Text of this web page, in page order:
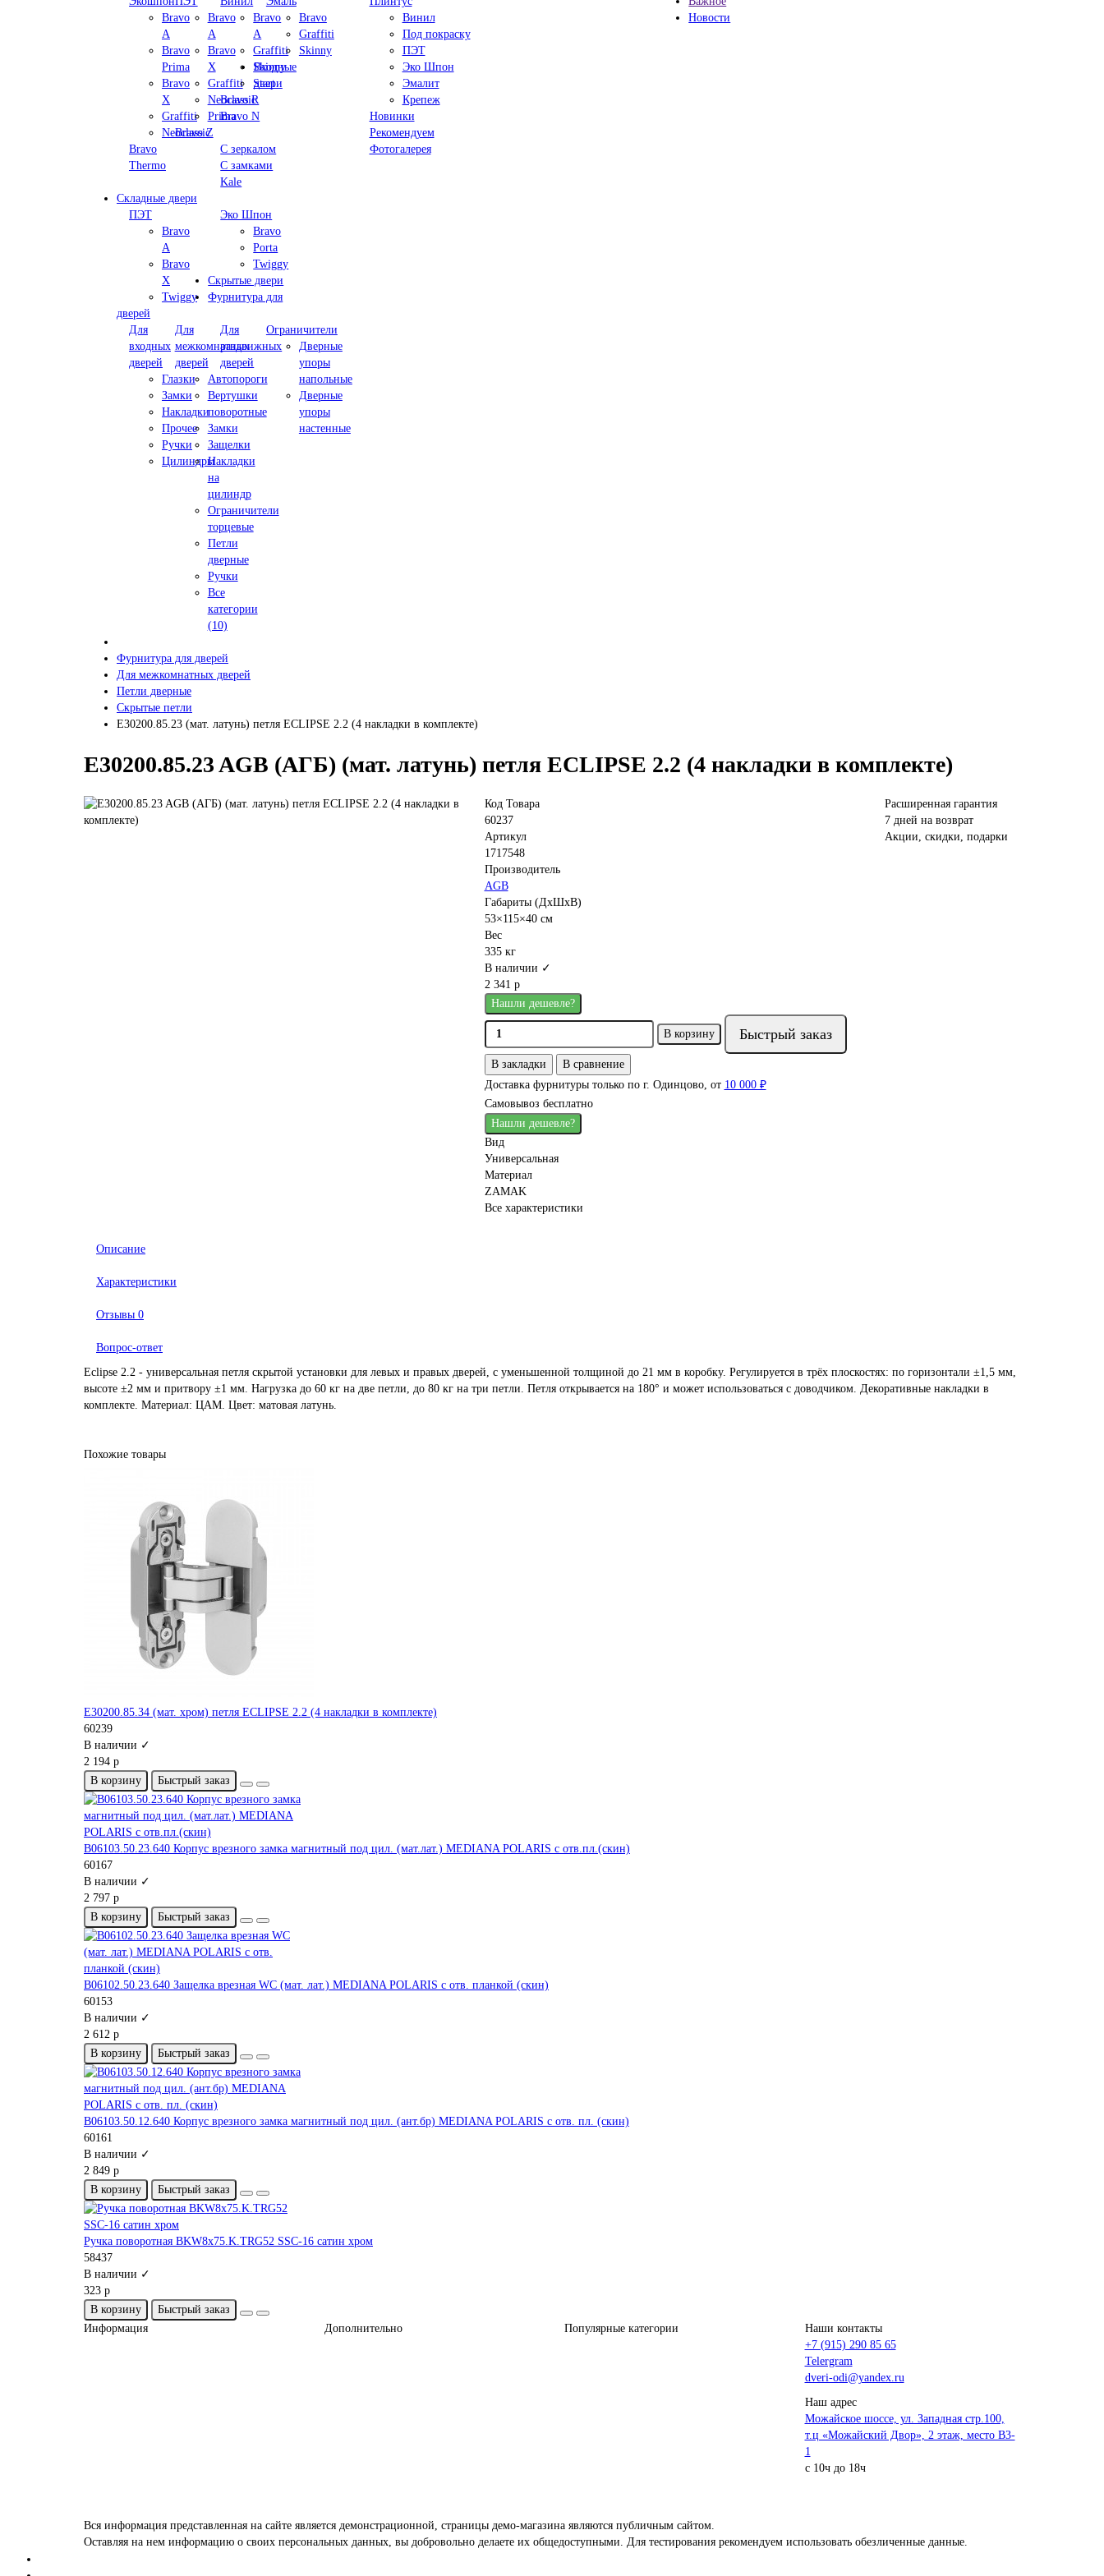
Bravo
A
Bravo
Prima
Bravo
X
Graffiti
Neoclassic
Bravo
A
Bravo
X
Graffiti
Neoclassic
Prima
Bravo
A
Graffiti
Skinny
Start
Bravo
Graffiti
Skinny
Входные
двери
Bravo R
Bravo N
Bravo Z
Bravo
Thermo
С зеркалом
С замками
Kale
Складные двери
ПЭТ
Bravo
A
Bravo
X
Twiggy
Эко Шпон
Bravo
Porta
Twiggy
Скрытые двери
Фурнитура для
дверей
Для
входных
дверей
Глазки
Замки
Накладки
Прочее
Ручки
Цилиндры
Для
межкомнатных
дверей
Автопороги
Вертушки
поворотные
Замки
Защелки
Накладки
на
цилиндр
Ограничители
торцевые
Петли
дверные
Ручки
Все
категории
(10)
Для
раздвижных
дверей
Ограничители
Дверные
упоры
напольные
Дверные
упоры
настенные
Винил
Под покраску
ПЭТ
Эко Шпон
Эмалит
Крепеж
Новинки
Рекомендуем
Фотогалерея
Новости
Фурнитура для дверей
Для межкомнатных дверей
Петли дверные
Скрытые петли
E30200.85.23 (мат. латунь) петля ECLIPSE 2.2 (4 накладки в комплекте)
E30200.85.23 AGB (АГБ) (мат. латунь) петля ECLIPSE 2.2 (4 накладки в комплекте)
Код Товара
60237
Артикул
1717548
Производитель
AGB
Габариты (ДхШхВ)
53×115×40 см
Вес
335 кг
В наличии ✓
2 341 р
Нашли дешевле?
В корзину Быстрый заказ
В закладки
В сравнение
Доставка фурнитуры только по г. Одинцово, от 10 000 ₽
Самовывоз бесплатно
Нашли дешевле?
Вид
Универсальная
Материал
ZAMAK
Все характеристики
Расширенная гарантия
7 дней на возврат
Акции, скидки, подарки
Описание
Характеристики
Отзывы 0
Вопрос-ответ
Eclipse 2.2 - универсальная петля скрытой установки для левых и правых дверей, с уменьшенной толщиной до 21 мм в коробку. Регулируется в трёх плоскостях: по горизонтали ±1,5 мм,
высоте ±2 мм и притвору ±1 мм. Нагрузка до 60 кг на две петли, до 80 кг на три петли. Петля открывается на 180° и может использоваться с доводчиком. Декоративные накладки в
комплекте. Материал: ЦАМ. Цвет: матовая латунь.
Похожие товары
E30200.85.34 (мат. хром) петля ECLIPSE 2.2 (4 накладки в комплекте)
60239
В наличии ✓
2 194 р
В корзину
Быстрый заказ
B06103.50.23.640 Корпус врезного замка магнитный под цил. (мат.лат.) MEDIANA POLARIS с отв.пл.(скин)
60167
В наличии ✓
2 797 р
В корзину
Быстрый заказ
B06102.50.23.640 Защелка врезная WC (мат. лат.) MEDIANA POLARIS с отв. планкой (скин)
60153
В наличии ✓
2 612 р
В корзину
Быстрый заказ
B06103.50.12.640 Корпус врезного замка магнитный под цил. (ант.бр) MEDIANA POLARIS с отв. пл. (скин)
60161
В наличии ✓
2 849 р
В корзину
Быстрый заказ
Ручка поворотная BKW8x75.K.TRG52 SSC-16 сатин хром
58437
В наличии ✓
323 р
В корзину
Быстрый заказ
Информация
Дополнительно Популярные категории
Наши контакты
+7 (915) 290 85 65
Telergram
dveri-odi@yandex.ru
Наш адрес
Можайское шоссе, ул. Западная стр.100,
т.ц «Можайский Двор», 2 этаж, место B3-
1
с 10ч до 18ч
Вся информация представленная на сайте является демонстрационной, страницы демо-магазина являются публичным сайтом.
Оставляя на нем информацию о своих персональных данных, вы добровольно делаете их общедоступными. Для тестирования рекомендуем использовать обезличенные данные.